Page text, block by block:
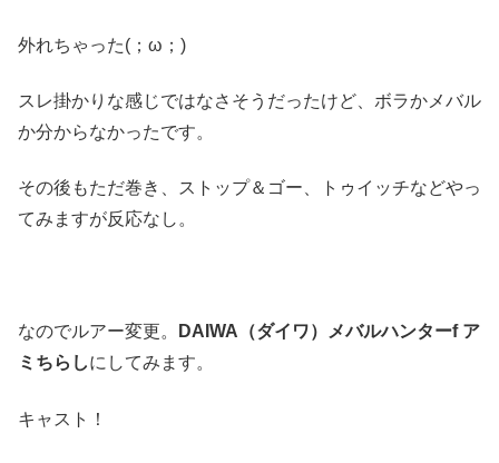
外れちゃった(；ω；)
スレ掛かりな感じではなさそうだったけど、ボラかメバル
か分からなかったです。
その後もただ巻き、ストップ＆ゴー、トゥイッチなどやっ
てみますが反応なし。
なのでルアー変更。
DAIWA（ダイワ）メバルハンターf ア
ミちらしにしてみます。
キャスト！